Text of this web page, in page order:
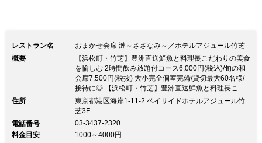
レストラン名
おまかせ会席 漣～さざなみ～／ホテルアジュール竹芝
概要
【浜松町・竹芝】豊洲直送鮮魚と料理長こだわりの美食
を愉しむ 2時間飲み放題付コース6,000円(税込)/旬の和
会席7,500円(税抜) 大小完全個室完備/貸切最大60名様/
接待に◎ 【浜松町・竹芝】豊洲直送鮮魚と料理長こだ
わりの美食を愉しむ 2時間飲み放題付コース6,000円(税
込)/旬の和会席7,500円(税抜) 大小完全個室完備/貸切最
いと和の心でおもてなし～ 接待やご会食、ご結納など
にもご利用いただける上質の和空間 【和食料理】 豊洲
住所
東京都港区海岸1-11-2 ベイサイドホテルアジュール竹
芝3F
電話番号
03-3437-2320
料金目安
1000～4000円